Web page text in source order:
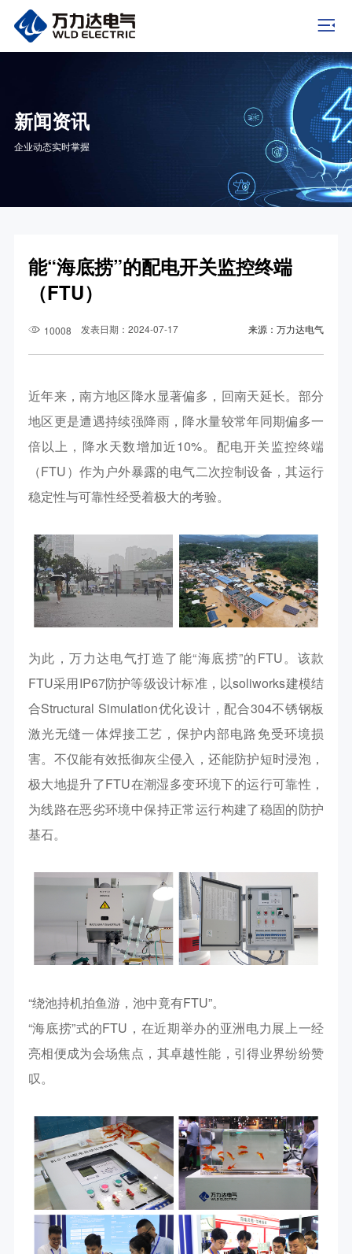
新闻资讯
企业动态实时掌握
能“海底捞”的配电开关监控终端
（FTU）
10008 发表日期：2024-07-17 来源：万力达电气
近年来，南方地区降水显著偏多，回南天延长。部分
地区更是遭遇持续强降雨，降水量较常年同期偏多一
倍以上，降水天数增加近10%。配电开关监控终端
（FTU）作为户外暴露的电气二次控制设备，其运行
稳定性与可靠性经受着极大的考验。
为此，万力达电气打造了能“海底捞”的FTU。该款
FTU采用IP67防护等级设计标准，以soliworks建模结
合Structural Simulation优化设计，配合304不锈钢板
激光无缝一体焊接工艺，保护内部电路免受环境损
害。不仅能有效抵御灰尘侵入，还能防护短时浸泡，
极大地提升了FTU在潮湿多变环境下的运行可靠性，
为线路在恶劣环境中保持正常运行构建了稳固的防护
基石。
“绕池持机拍鱼游，池中竟有FTU”。
“海底捞”式的FTU，在近期举办的亚洲电力展上一经
亮相便成为会场焦点，其卓越性能，引得业界纷纷赞
叹。